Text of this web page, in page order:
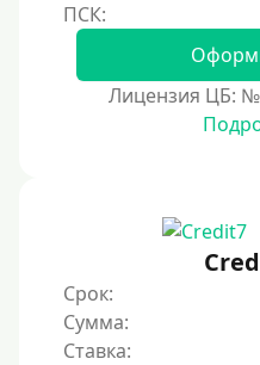
Способы получения
Без активации сервиса
Не выходя из дома
Без посещения офиса
В офисе
В ломбарде
Лицензия ЦБ: №
Срок:
Сумма:
Ставка: